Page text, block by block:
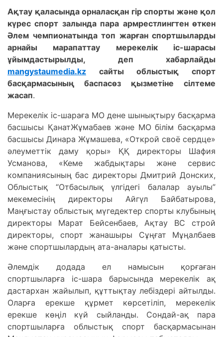
Ақтау қаласында орналасқан гір спорты және қол
күрес спорт залында пара армрестлингтен өткен
Әлем чемпионатында топ жарған спортшыларды
арнайы марапаттау мерекелік іс-шарасы
ұйымдастырылды, деп хабарлайды
mangystaumedia.kz сайты облыстық спорт
басқармасының баспасөз қызметіне сілтеме
жасап.
Мерекелік іс-шараға МО дене шынықтыру басқарма
басшысы ҚанатЖұмабаев және МО білім басқарма
басшысы Динара Жұмашева, «Открой своё сердце»
әлеуметтік даму қоры» ҚҚ директоры Шафия
Усманова, «Кеме жабдықтары және сервис
компаниясының бас директоры Дмитрий Донских,
Облыстық “Отбасылық үлгідегі балалар ауылы”
мекемесінің директоры Айгүл Байбатырова,
Маңғыстау облыстық мүгедектер спорты клубының
директоры Марат Бейсенбаев, Ақтау ВС строй
директоры, спорт жанашыры Сұңғат Мұңалбаев
және спортшылардың ата-аналары қатысты.
Әлемдік додада ел намысын қорғаған
спортшыларға іс-шара барысында мерекелік ақ
дастархан жайылып, құттықтау лебіздері айтылды.
Оларға ерекше құрмет көрсетіліп, мерекелік
ерекше көңіл күй сыйланды. Сондай-ақ пара
спортшыларға облыстық спорт басқармасынан